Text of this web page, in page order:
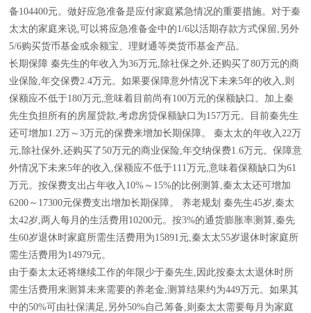
备104400元。做好应急准备是应付家庭紧急情况的重要措施。对于秦
太太的家庭来说,可以将应急准备金中的1/6以活期存款方式保留,另外
5/6购买货币基金或余额宝、理财通等类货币基金产品。
长期保障 秦先生的年收入为36万元,除社保之外,还购买了80万元的商
业保险,年交保费2.4万元。如果要保障意外情况下未来5年的收入,则
保额应不低于180万元,意味着目前尚有100万元的保额缺口。加上秦
先生负担所有的房屋贷款,考虑房贷保额缺口为157万元。目前秦先生
还可增加1.2万～3万元的保费来增加长期保障。 秦太太的年收入22万
元,除社保外,还购买了50万元的商业保险,年交纳保费1.6万元。保障意
外情况下未来5年的收入,保额应不低于111万元,意味着保额缺口为61
万元。按保费支出占年收入10%～15%的比例测算,秦太太还可增加
6200～17300元保费支出增加长期保障。 养老规划 秦先生45岁,秦太
太42岁,两人每月的生活费用10200元。按3%的通货膨胀率测算,秦先
生60岁退休时家庭所需生活费用为15891元,秦太太55岁退休时家庭所
需生活费用为14979元。
由于秦太太还将继续工作的年限少于秦先生,因此按秦太太退休时所
需生活费用来测算未来需要的养老金,测算结果约为449万元。如果其
中的50%可由社保满足,另外50%自己筹备,则秦太太需要每月为家庭